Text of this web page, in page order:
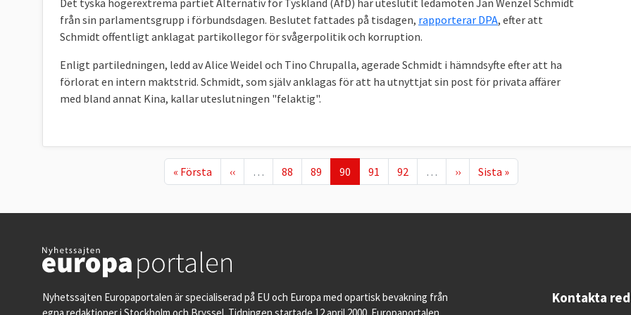
Det tyska högerextrema partiet Alternativ för Tyskland (AfD) har uteslutit ledamoten Jan Wenzel Schmidt
från sin parlamentsgrupp i förbundsdagen. Beslutet fattades på tisdagen, rapporterar DPA, efter att
Schmidt offentligt anklagat partikollegor för svågerpolitik och korruption.
Enligt partiledningen, ledd av Alice Weidel och Tino Chrupalla, agerade Schmidt i hämndsyfte efter att ha
förlorat en intern maktstrid. Schmidt, som själv anklagas för att ha utnyttjat sin post för privata affärer
med bland annat Kina, kallar uteslutningen "felaktig".
First page
« Första Föregående sida
‹‹ … Page
88 Page
89 Nuvarande sida
90 Page
91 Page
92 … Nästa sida
›› Sista sidan
Sista »
Nyhetssajten Europaportalen är specialiserad på EU och Europa med opartisk bevakning från
Kontakta